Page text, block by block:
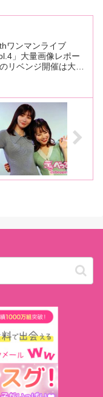
開催され、一ノ瀬恋
ワンマンライブ
」大量画像レポー
リベンジ開催は大盛